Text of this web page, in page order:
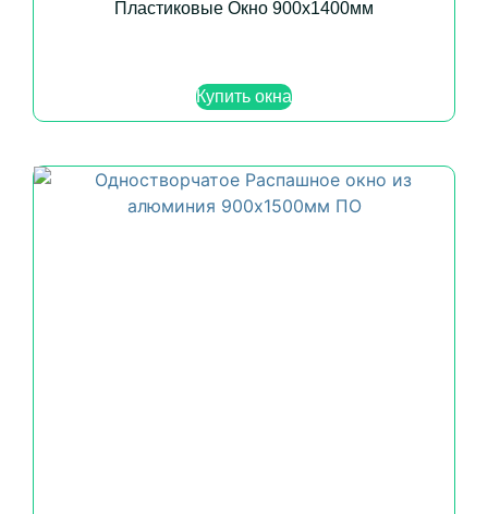
Пластиковые Окно 900х1400мм
Купить окна